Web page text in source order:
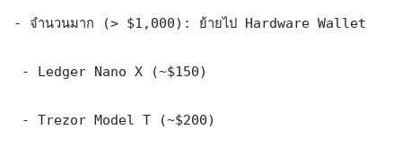
- จำนวนมาก (> $1,000): ย้ายไป Hardware Wallet
- Ledger Nano X (~$150)
- Trezor Model T (~$200)